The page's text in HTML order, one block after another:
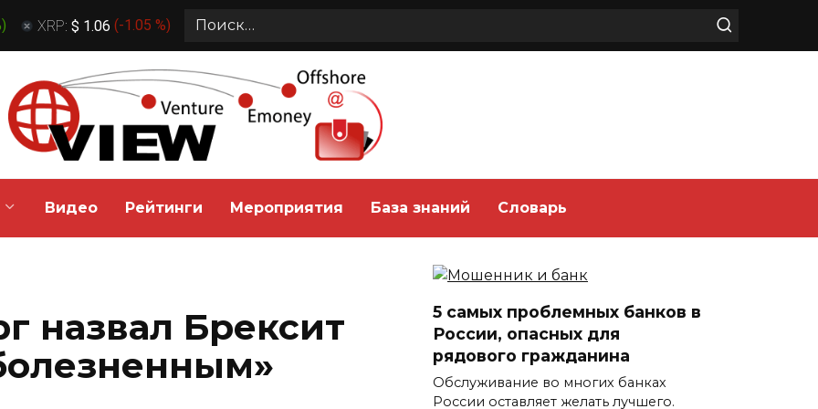
) XRP: $ 1.06 (-1.05 %)
Search
Видео Рейтинги Мероприятия База знаний Словарь
назвал Брексит
5 самых проблемных банков в
России, опасных для
рядового гражданина
Обслуживание во многих банках
России оставляет желать лучшего.